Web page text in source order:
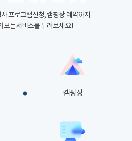
프로그램신청, 캠핑장 예약까지
모든서비스를 누려보세요!
캠핑장